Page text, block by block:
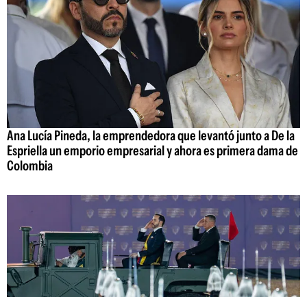
Ana Lucía Pineda, la emprendedora que levantó junto a De la
Espriella un emporio empresarial y ahora es primera dama de
Colombia